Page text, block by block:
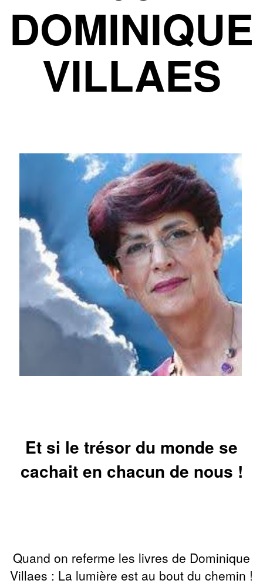
DOMINIQUE
VILLAES
Et si le trésor du monde se
cachait en chacun de nous !
Quand on referme les livres de Dominique
Villaes : La lumière est au bout du chemin !